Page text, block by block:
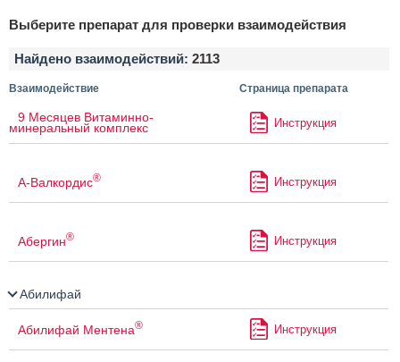
Выберите препарат для проверки взаимодействия
Найдено взаимодействий: 2113
Взаимодействие Страница препарата
9 Месяцев Витаминно-
минеральный комплекс Инструкция
А-Валкордис® Инструкция
Абергин® Инструкция
Абилифай
Абилифай Ментена® Инструкция